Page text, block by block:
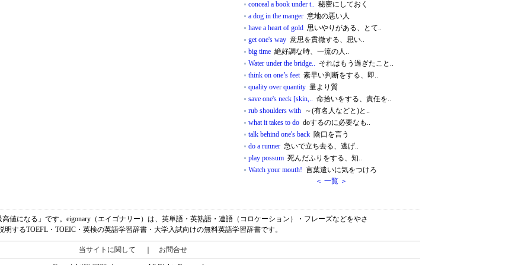
conceal a book under t.. 秘密にしておく
a dog in the manger 意地の悪い人
have a heart of gold 思いやりがある、とて..
get one's way 意思を貫徹する、思い..
big time 絶好調な時、一流の人..
Water under the bridge.. それはもう過ぎたこと..
think on one’s feet素早い判断をする、即..
quality over quantity 量より質
save one's neck [skin,.. 命拾いをする、責任を..
rub shoulders with ～(有名人などと)と..
what it takes to do doするのに必要なも..
talk behind one's back 陰口を言う
do a runner 急いで立ち去る、逃げ..
play possum 死んだふりをする、知..
Watch your mouth! 言葉遣いに気をつけろ
＜ 一覧 ＞
高値になる」です。eigonary（エイゴナリー）は、英単語・英熟語・連語（コロケーション）・フレーズなどをやさ
明するTOEFL・TOEIC・英検の英語学習辞書・大学入試向けの無料英語学習辞書です。
当サイトに関して お問合せ